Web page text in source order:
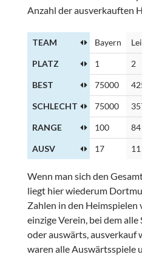
Anzahl der ausverkauften
TEAM
PLATZ
BEST
SCHLECHT
RANGE
AUSV
Bayern
1
75000
75000
100
17
2
84
11
Wenn man sich den
liegt hier wiederum
Zahlen in den Heimspielen
einzige Verein, bei dem alle
oder auswärts, ausverkauf
waren alle Auswärtsspiele